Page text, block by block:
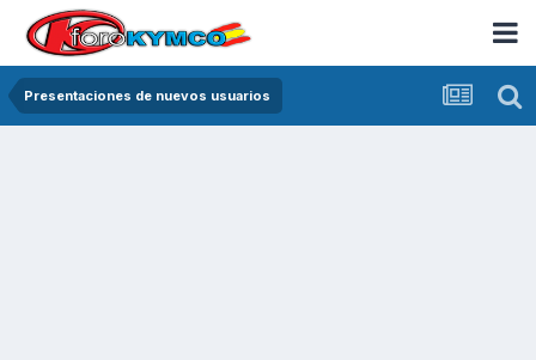
Presentaciones de nuevos usuarios